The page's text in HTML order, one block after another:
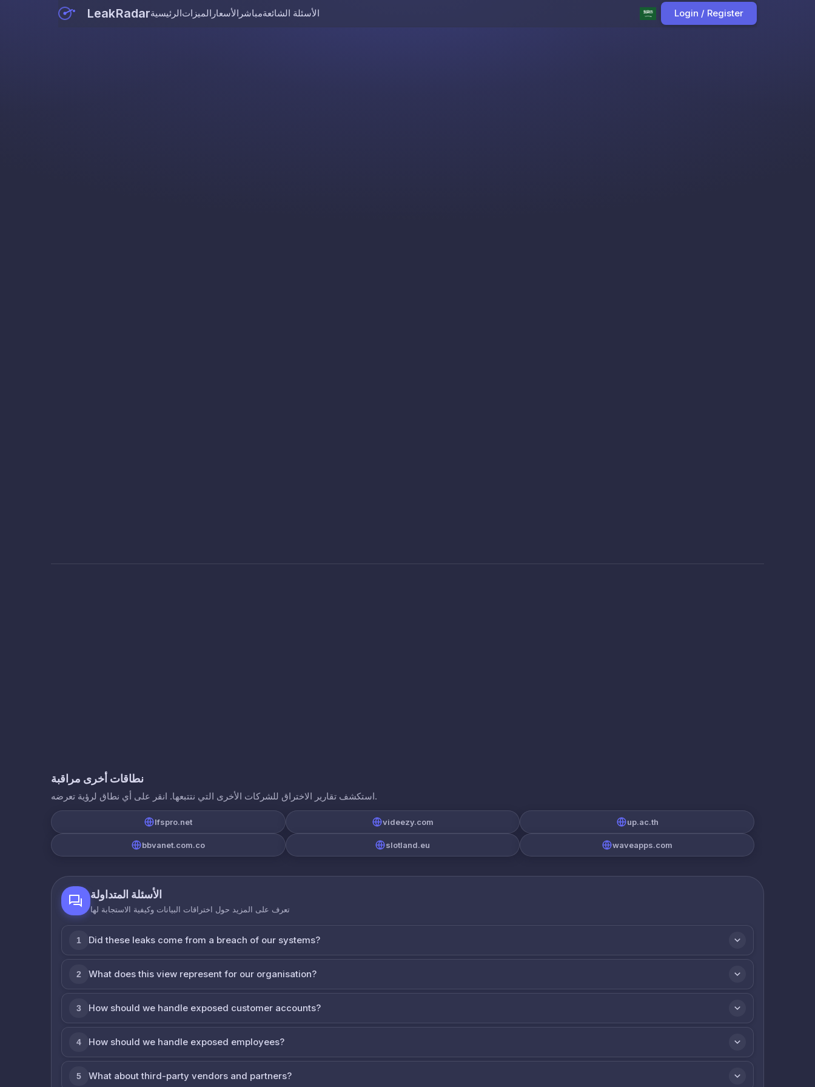
LeakRadarالرئيسيةالميزات الأسعار مباشرالأسئلة الشائعة Login / Register
نطاقات أخرى مراقبة
استكشف تقارير الاختراق للشركات الأخرى التي نتتبعها. انقر على أي نطاق لرؤية تعرضه.
lfspro.net videezy.com up.ac.th
bbvanet.com.co slotland.eu waveapps.com
الأسئلة المتداولة
تعرف على المزيد حول اختراقات البيانات وكيفية الاستجابة لها
1 Did these leaks come from a breach of our systems?
2 What does this view represent for our organisation?
3 How should we handle exposed customer accounts?
4 How should we handle exposed employees?
5 What about third-party vendors and partners?